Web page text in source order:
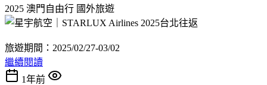
2025 澳門自由行 國外旅遊
旅遊期間：2025/02/27-03/02
繼續閱讀
1年前